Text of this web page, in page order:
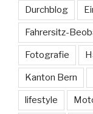
Durchblog
Fahrersitz-
Fotografie
Kanton Bern
lifestyle